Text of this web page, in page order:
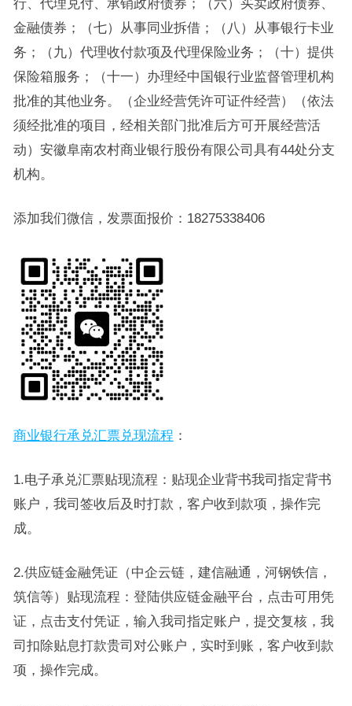
行、代理兑付、承销政府债券；（六）买卖政府债券、
金融债券；（七）从事同业拆借；（八）从事银行卡业
务；（九）代理收付款项及代理保险业务；（十）提供
保险箱服务；（十一）办理经中国银行业监督管理机构
批准的其他业务。（企业经营凭许可证件经营）（依法
须经批准的项目，经相关部门批准后方可开展经营活
动）安徽阜南农村商业银行股份有限公司具有44处分支
机构。
添加我们微信，发票面报价：18275338406
商业银行承兑汇票兑现流程 ：
1.电子承兑汇票贴现流程：贴现企业背书我司指定背书
账户，我司签收后及时打款，客户收到款项，操作完
成。
2.供应链金融凭证（中企云链，建信融通，河钢铁信，
筑信等）贴现流程：登陆供应链金融平台，点击可用凭
证，点击支付凭证，输入我司指定账户，提交复核，我
司扣除贴息打款贵司对公账户，实时到账，客户收到款
项，操作完成。